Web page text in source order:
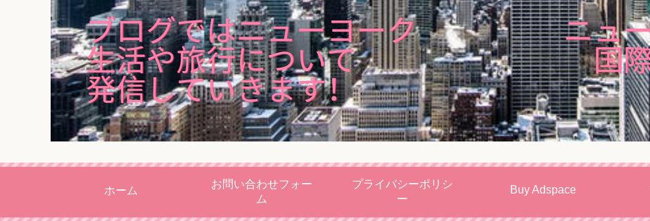
ホーム
お問い合わせフォー
ム
プライバシーポリシ
ー
Buy Adspace